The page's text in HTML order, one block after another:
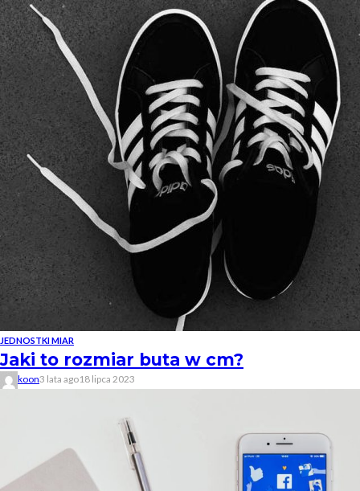
JEDNOSTKI MIAR
Jaki to rozmiar buta w cm?
koon3 lata ago18 lipca 2023